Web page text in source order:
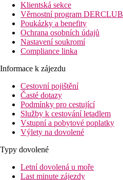
Klientská sekce
Věrnostní program DERCLUB
Poukázky a benefity
Ochrana osobních údajů
Nastavení soukromí
Compliance linka
Informace k zájezdu
Cestovní pojištění
Časté dotazy
Podmínky pro cestující
Služby k cestování letadlem
Vstupní a pobytové poplatky
Výlety na dovolené
Typy dovolené
Letní dovolená u moře
Last minute zájezdy